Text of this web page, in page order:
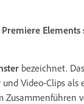
bezeichnet.
Video-Clips
Zusammenführen